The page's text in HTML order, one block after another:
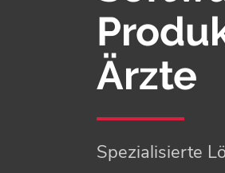
Ärzte
Spezialisierte